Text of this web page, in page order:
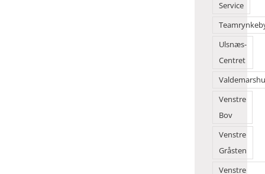
Service
Ulsnæs-
Centret
Venstre
Bov
Venstre
Gråsten
Venstre